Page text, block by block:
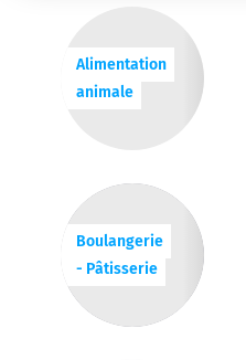
Alimentation
animale
Boulangerie
- Pâtisserie